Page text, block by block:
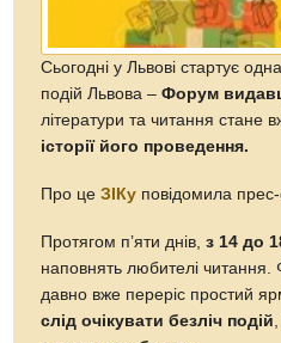
Сьогодні у Львові стартує
подій Львова –Форум
літератури та читання стане
історії його проведення.
Про цеЗІКу повідомила
Протягом п’яти днів,з 14 до
наповнять любителі читання.
давно вже переріс простий
слід очікувати безліч подій